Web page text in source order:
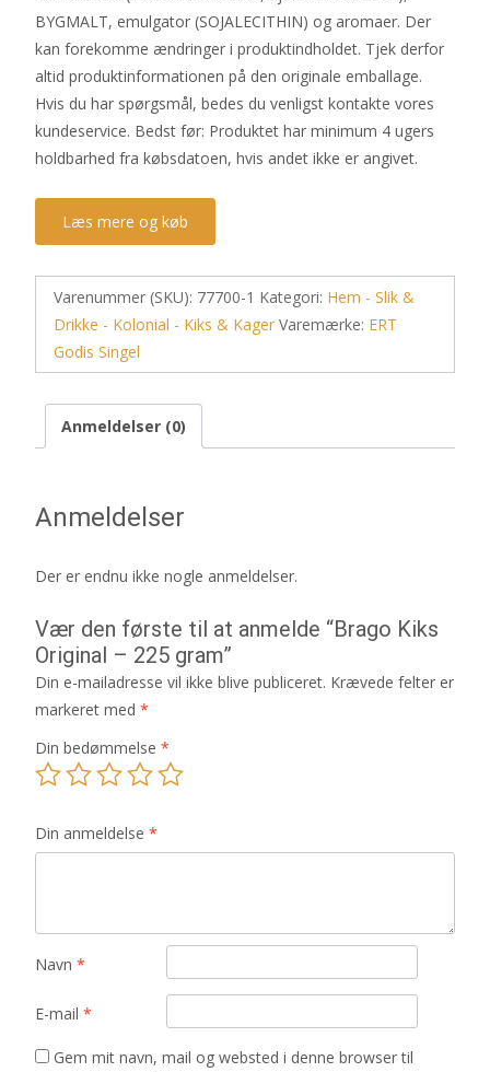
BYGMALT, emulgator (SOJALECITHIN) og aromaer. Der
kan forekomme ændringer i produktindholdet. Tjek derfor
altid produktinformationen på den originale emballage.
Hvis du har spørgsmål, bedes du venligst kontakte vores
kundeservice. Bedst før: Produktet har minimum 4 ugers
holdbarhed fra købsdatoen, hvis andet ikke er angivet.
Læs mere og køb
Varenummer (SKU): 77700-1 Kategori: Hem - Slik &
Drikke - Kolonial - Kiks & Kager Varemærke: ERT
Godis Singel
Anmeldelser (0)
Anmeldelser
Der er endnu ikke nogle anmeldelser.
Vær den første til at anmelde “Brago Kiks
Original – 225 gram”
Din e-mailadresse vil ikke blive publiceret. Krævede felter er
markeret med *
Din bedømmelse *
Din anmeldelse *
Navn *
E-mail *
Gem mit navn, mail og websted i denne browser til